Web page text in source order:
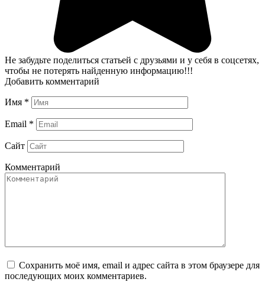
Не забудьте поделиться статьей с друзьями и у себя в соцсетях,
чтобы не потерять найденную информацию!!!
Добавить комментарий
Имя *
Email *
Сайт
Комментарий
Сохранить моё имя, email и адрес сайта в этом браузере для
последующих моих комментариев.